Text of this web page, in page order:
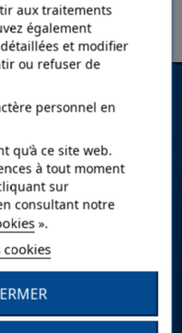
DECORATION
aux traitements
également
et modifier
ou refuser de
personnel en
qu’à ce site web.
à tout moment
sur
consultant notre
».
cookies